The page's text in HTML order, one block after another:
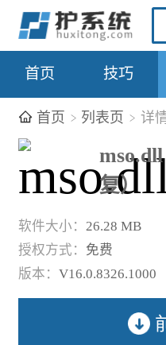
首页 技巧
首页 列表页 详
复）
软件大小：26.28 MB
授权方式： 免费
版本：V16.0.8326.1000